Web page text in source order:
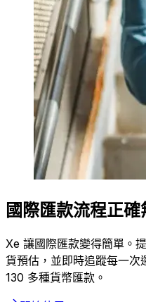
國際匯款流程正確
Xe 讓國際匯款變得簡單。
貨預估，並即時追蹤每一
130 多種貨幣匯款。